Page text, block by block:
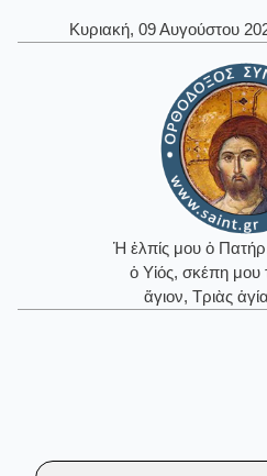
Κυριακή, 09 Αυγούστου
Ἡ ἐλπίς μου ὁ
ὁ Υἱός, σκέπη μου
ἅγιον, Τριὰς